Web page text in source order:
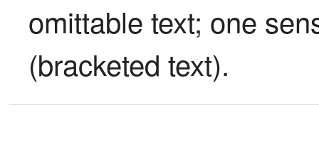
omittable text; one
(bracketed text).